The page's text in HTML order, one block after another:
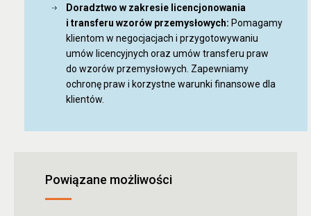
Doradztwo w zakresie licencjonowania
i transferu wzorów przemysłowych: Pomagamy
klientom w negocjacjach i przygotowywaniu
umów licencyjnych oraz umów transferu praw
do wzorów przemysłowych. Zapewniamy
ochronę praw i korzystne warunki finansowe dla
klientów.
Powiązane możliwości